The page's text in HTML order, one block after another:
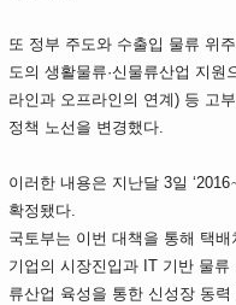
또 정부 주도와 수출입 물류 위
도의 생활물류·신물류산업 지
라인과 오프라인의 연계) 등 고
정책 노선을 변경했다.
이러한 내용은 지난달 3일
확정됐다.
국토부는 이번 대책을 통해 택
기업의 시장진입과 IT 기반 물
류산업 육성을 통한 신성장 동